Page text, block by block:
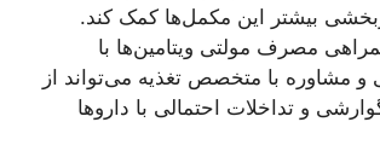
بیشتر این مکمل‌ها کمک کند.
مصرف مولتی ویتامین‌ها با
و مشاوره با متخصص تغذیه می‌تواند از
و تداخلات احتمالی با دارو‌ها